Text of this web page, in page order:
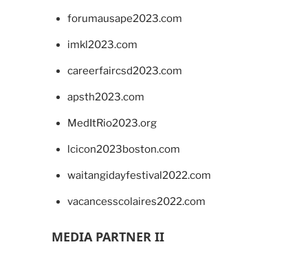
forumausape2023.com
imkl2023.com
careerfaircsd2023.com
apsth2023.com
MedItRio2023.org
lcicon2023boston.com
waitangidayfestival2022.com
vacancesscolaires2022.com
MEDIA PARTNER II